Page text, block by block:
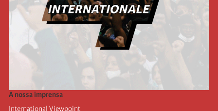
A nossa imprensa
International Viewpoint